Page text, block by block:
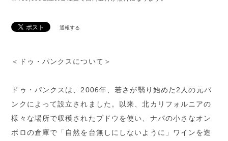
通報する
＜ドゥ・パンクスについて＞
ドゥ・パンクスは、2006年、若さが翳り始めた2人の元パ
ンクによって設立されました。以来、北カリフォルニアの
様々な場所で収穫されたブドウを使い、ナパの小さなオン
ボロの倉庫で「自然を台無しにしないように」ワインを造